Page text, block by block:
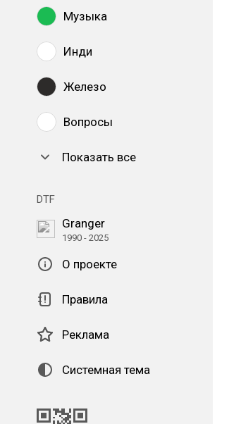
Музыка
Инди
Железо
Вопросы
Показать все
DTF
Granger
1990 - 2025
О проекте
Правила
Реклама
Системная тема